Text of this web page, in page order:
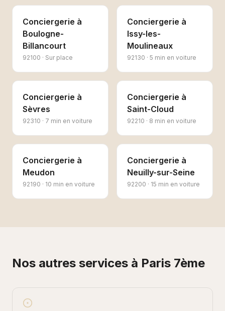
Conciergerie à
Boulogne-
Billancourt
92100 · Sur place
Conciergerie à
Issy-les-
Moulineaux
92130 · 5 min en voiture
Conciergerie à
Sèvres
92310 · 7 min en voiture
Conciergerie à
Saint-Cloud
92210 · 8 min en voiture
Conciergerie à
Meudon
92190 · 10 min en voiture
Conciergerie à
Neuilly-sur-Seine
92200 · 15 min en voiture
Nos autres services à Paris 7ème